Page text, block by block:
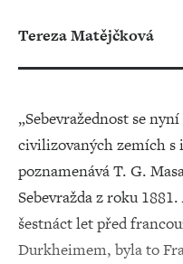
Tereza Matějčková
„Sebevražednost se
civilizovaných zemích
poznamenává T. G.
Sebevražda z roku
šestnáct let před
Durkheimem, byla to